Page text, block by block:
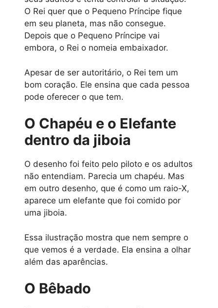
O Rei quer que o Pequeno Príncipe fique
em seu planeta, mas não consegue.
Depois que o Pequeno Príncipe vai
embora, o Rei o nomeia embaixador.
Apesar de ser autoritário, o Rei tem um
bom coração. Ele ensina que cada pessoa
pode oferecer o que tem.
O Chapéu e o Elefante
dentro da jiboia
O desenho foi feito pelo piloto e os adultos
não entendiam. Parecia um chapéu. Mas
em outro desenho, que é como um raio-X,
aparece um elefante que foi comido por
uma jiboia.
Essa ilustração mostra que nem sempre o
que vemos é a verdade. Ela ensina a olhar
além das aparências.
O Bêbado